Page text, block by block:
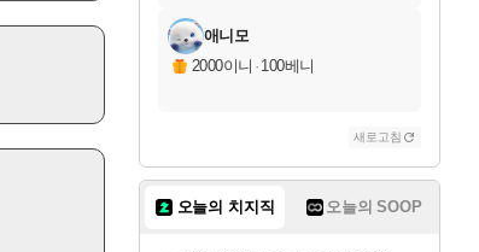
애니모
2000이니 · 100베니
새로고침
오늘의 치지직 오늘의 SOOP